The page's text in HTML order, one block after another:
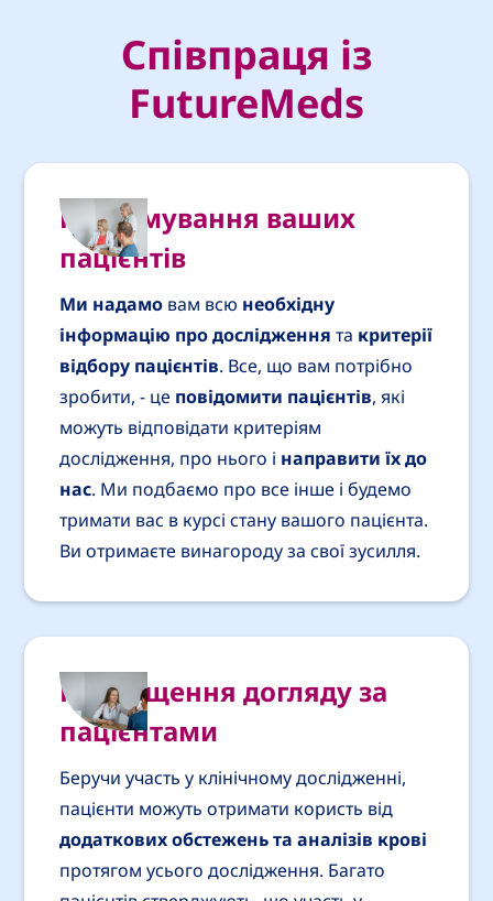
Співпраця із
FutureMeds
Інформування ваших
пацієнтів
Ми надамо вам всю необхідну
інформацію про дослідження та критерії
відбору пацієнтів. Все, що вам потрібно
зробити, - це повідомити пацієнтів, які
можуть відповідати критеріям
дослідження, про нього і направити їх до
нас. Ми подбаємо про все інше і будемо
тримати вас в курсі стану вашого пацієнта.
Ви отримаєте винагороду за свої зусилля.
Покращення догляду за
пацієнтами
Беручи участь у клінічному дослідженні,
пацієнти можуть отримати користь від
додаткових обстежень та аналізів крові
протягом усього дослідження. Багато